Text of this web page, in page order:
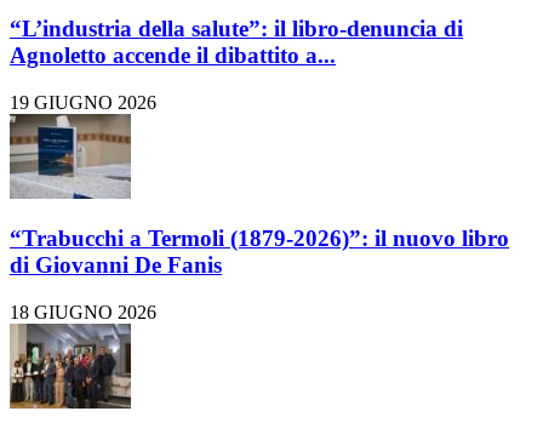
“L’industria della salute”: il libro-denuncia di
Agnoletto accende il dibattito a...
19 GIUGNO 2026
“Trabucchi a Termoli (1879-2026)”: il nuovo libro
di Giovanni De Fanis
18 GIUGNO 2026